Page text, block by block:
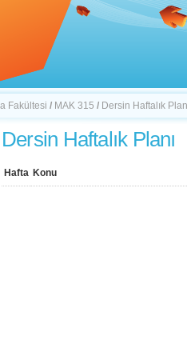
Fakültesi / MAK 315 / Dersin Haftalık
Dersin Haftalık Planı
Hafta Konu